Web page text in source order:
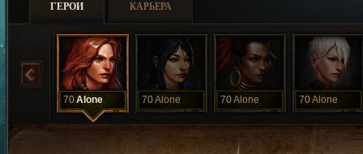
ГЕРОИ КАРЬЕРА
70Alone 70Alone 70Alone 70Alone